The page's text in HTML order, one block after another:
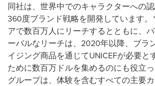
同社は、世界中でのキャラクターへの
360度ブランド戦略を開発しています。
アで数百万人にリーチするとともに、
ーバルなリーチは、2020年以降、ブラ
イジング商品を通じてUNICEFが必要と
ために数百万ドルを集めるのにも役立
グループは、体験を含むすべての主要